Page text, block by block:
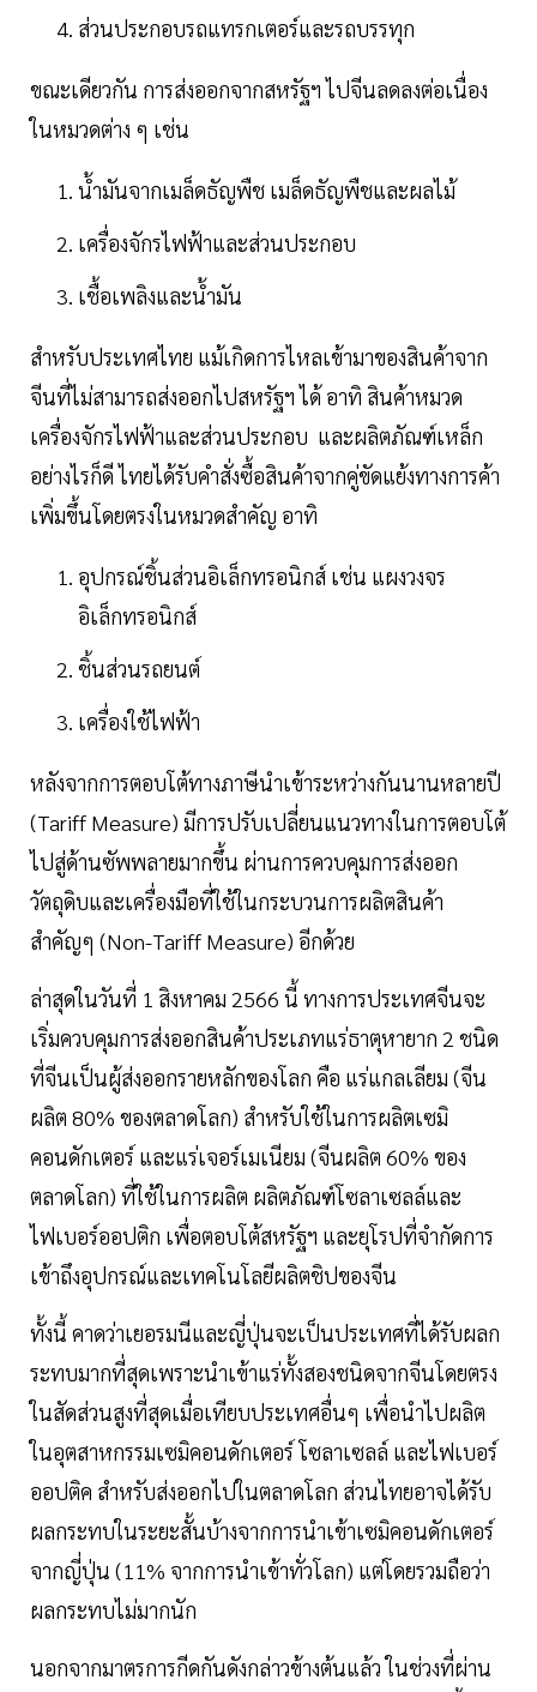
ส่วนประกอบรถแทรกเตอร์และรถบรรทุก
ขณะเดียวกัน การส่งออกจากสหรัฐฯ ไปจีนลดลงต่อเนื่อง
ในหมวดต่าง ๆ เช่น
น้ำมันจากเมล็ดธัญพืช เมล็ดธัญพืชและผลไม้
เครื่องจักรไฟฟ้าและส่วนประกอบ
เชื้อเพลิงและน้ำมัน
สำหรับประเทศไทย แม้เกิดการไหลเข้ามาของสินค้าจาก
จีนที่ไม่สามารถส่งออกไปสหรัฐฯ ได้ อาทิ สินค้าหมวด
เครื่องจักรไฟฟ้าและส่วนประกอบ และผลิตภัณฑ์เหล็ก
อย่างไรก็ดี ไทยได้รับคำสั่งซื้อสินค้าจากคู่ขัดแย้งทางการค้า
เพิ่มขึ้นโดยตรงในหมวดสำคัญ อาทิ
อุปกรณ์ชิ้นส่วนอิเล็กทรอนิกส์ เช่น แผงวงจร
อิเล็กทรอนิกส์
ชิ้นส่วนรถยนต์
เครื่องใช้ไฟฟ้า
หลังจากการตอบโต้ทางภาษีนำเข้าระหว่างกันนานหลายปี
(Tariff Measure) มีการปรับเปลี่ยนแนวทางในการตอบโต้
ไปสู่ด้านซัพพลายมากขึ้น ผ่านการควบคุมการส่งออก
วัตถุดิบและเครื่องมือที่ใช้ในกระบวนการผลิตสินค้า
สำคัญๆ (Non-Tariff Measure) อีกด้วย
ล่าสุดในวันที่ 1 สิงหาคม 2566 นี้ ทางการประเทศจีนจะ
เริ่มควบคุมการส่งออกสินค้าประเภทแร่ธาตุหายาก 2 ชนิด
ที่จีนเป็นผู้ส่งออกรายหลักของโลก คือ แร่แกลเลียม (จีน
ผลิต 80% ของตลาดโลก) สำหรับใช้ในการผลิตเซมิ
คอนดักเตอร์ และแร่เจอร์เมเนียม (จีนผลิต 60% ของ
ตลาดโลก) ที่ใช้ในการผลิต ผลิตภัณฑ์โซลาเซลล์และ
ไฟเบอร์ออปติก เพื่อตอบโต้สหรัฐฯ และยุโรปที่จำกัดการ
เข้าถึงอุปกรณ์และเทคโนโลยีผลิตชิปของจีน
ทั้งนี้ คาดว่าเยอรมนีและญี่ปุ่นจะเป็นประเทศที่ได้รับผลก
ระทบมากที่สุดเพราะนำเข้าแร่ทั้งสองชนิดจากจีนโดยตรง
ในสัดส่วนสูงที่สุดเมื่อเทียบประเทศอื่นๆ เพื่อนำไปผลิต
ในอุตสาหกรรมเซมิคอนดักเตอร์ โซลาเซลล์ และไฟเบอร์
ออปติค สำหรับส่งออกไปในตลาดโลก ส่วนไทยอาจได้รับ
ผลกระทบในระยะสั้นบ้างจากการนำเข้าเซมิคอนดักเตอร์
จากญี่ปุ่น (11% จากการนำเข้าทั่วโลก) แต่โดยรวมถือว่า
ผลกระทบไม่มากนัก
นอกจากมาตรการกีดกันดังกล่าวข้างต้นแล้ว ในช่วงที่ผ่าน